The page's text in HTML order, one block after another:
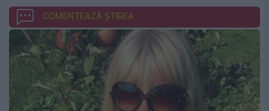
COMENTEAZĂ ȘTIREA